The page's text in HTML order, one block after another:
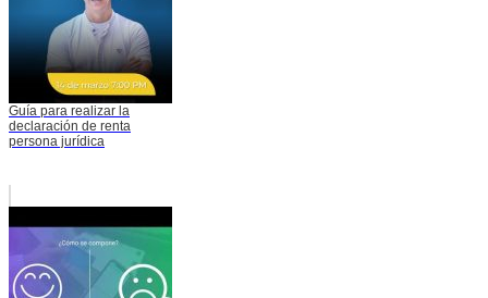
Guía para realizar la
declaración de renta
persona jurídica